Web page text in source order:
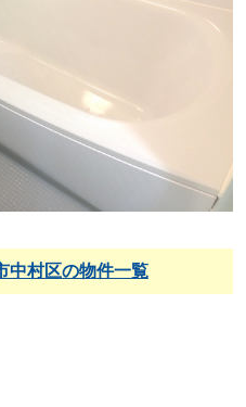
中村区の物件一覧